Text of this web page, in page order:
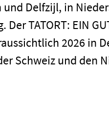
Delfzijl, in
TATORT: EIN
2026 in
Schweiz und den